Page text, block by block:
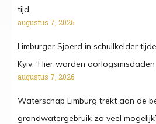
tijd
augustus 7, 2026
Limburger Sjoerd in schuilkelder
Kyiv: ‘Hier worden oorlogsmisdaden
augustus 7, 2026
Waterschap Limburg trekt aan de
grondwatergebruik zo veel mogelijk’